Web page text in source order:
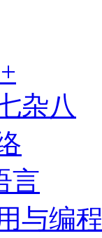
杂八
言
与编程